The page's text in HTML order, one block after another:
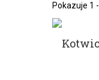
Pokazuje 1